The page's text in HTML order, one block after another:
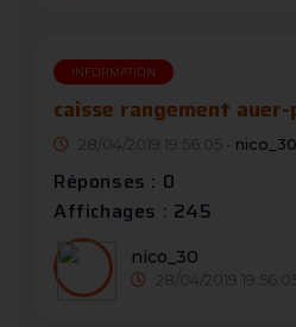
INFORMATION
caisse rangement
28/04/2019 19:56:05 - nico_30
Réponses : 0
Affichages : 245
nico_30
28/04/2019 19:56:05